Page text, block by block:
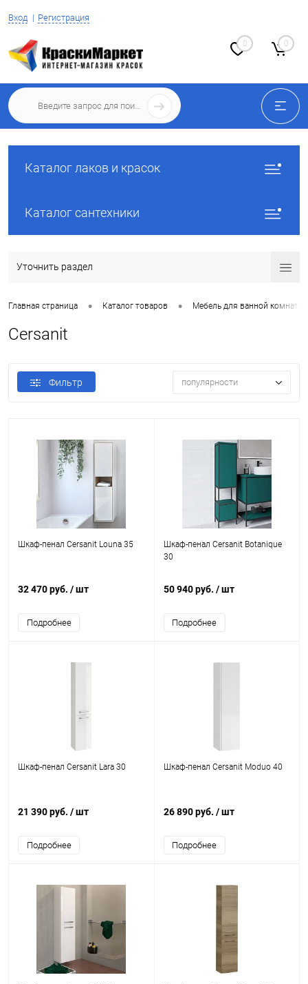
Вход Регистрация
0 0
Каталог лаков и красок
Каталог сантехники
Уточнить раздел
Главная страница • Каталог товаров • Мебель для ванной комнаты
Cersanit
Фильтр популярности
Шкаф-пенал Cersanit Louna 35
32 470 руб. / шт
Подробнее
Шкаф-пенал Cersanit Botanique
30
50 940 руб. / шт
Подробнее
Шкаф-пенал Cersanit Lara 30
21 390 руб. / шт
Подробнее
Шкаф-пенал Cersanit Moduo 40
26 890 руб. / шт
Подробнее